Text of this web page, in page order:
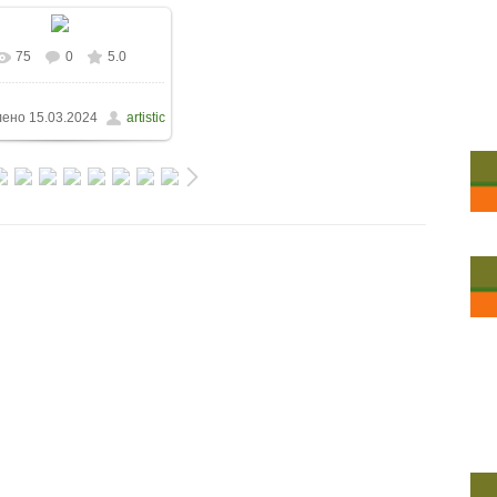
75 0 5.0
15.03.2024 artistic